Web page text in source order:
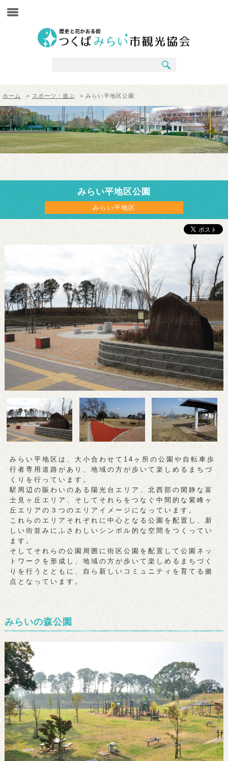
ホーム > スポーツ・遊ぶ > みらい平地区公園
みらい平地区公園
みらい平地区
みらい平地区は、大小合わせて14ヶ所の公園や自転車歩
行者専用道路があり、地域の方が歩いて楽しめるまちづ
くりを行っています。
駅周辺の賑わいのある陽光台エリア、北西部の閑静な富
士見ヶ丘エリア、そしてそれらをつなぐ中間的な紫峰ヶ
丘エリアの３つのエリアイメージになっています。
これらのエリアそれぞれに中心となる公園を配置し、新
しい街並みにふさわしいシンボル的な空間をつくってい
ます。
そしてそれらの公園周囲に街区公園を配置して公園ネッ
トワークを形成し、地域の方が歩いて楽しめるまちづく
りを行うとともに、自ら新しいコミュニティを育てる拠
点となっています。
みらいの森公園